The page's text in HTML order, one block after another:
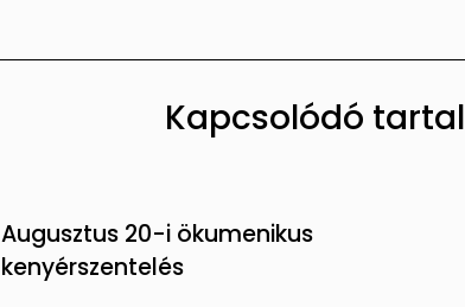
Kapcsolódó
Augusztus 20-i ökumenikus
kenyérszentelés